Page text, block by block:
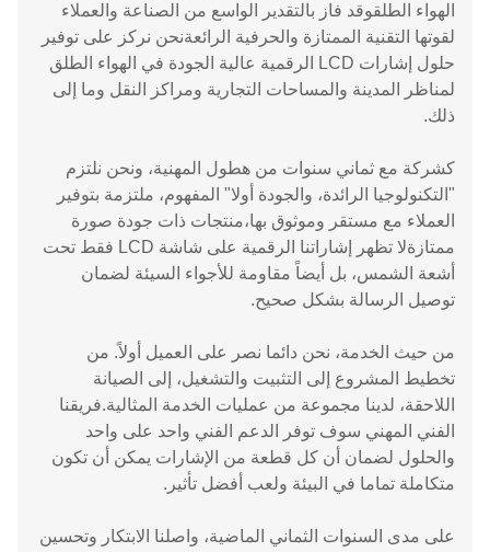
الهواء الطلقوقد فاز بالتقدير الواسع من الصناعة والعملاء
لقوتها التقنية الممتازة والحرفية الرائعةنحن نركز على توفير
حلول إشارات LCD الرقمية عالية الجودة في الهواء الطلق
لمناظر المدينة والمساحات التجارية ومراكز النقل وما إلى
ذلك.
كشركة مع ثماني سنوات من هطول المهنية، ونحن نلتزم
"التكنولوجيا الرائدة، والجودة أولا" المفهوم، ملتزمة بتوفير
العملاء مع مستقر وموثوق بها،منتجات ذات جودة صورة
ممتازةلا تظهر إشاراتنا الرقمية على شاشة LCD فقط تحت
أشعة الشمس، بل أيضاً مقاومة للأجواء السيئة لضمان
توصيل الرسالة بشكل صحيح.
من حيث الخدمة، نحن دائما نصر على العميل أولاً. من
تخطيط المشروع إلى التثبيت والتشغيل، إلى الصيانة
اللاحقة، لدينا مجموعة من عمليات الخدمة المثالية.فريقنا
الفني المهني سوف توفر الدعم الفني واحد على واحد
والحلول لضمان أن كل قطعة من الإشارات يمكن أن تكون
متكاملة تماما في البيئة ولعب أفضل تأثير.
على مدى السنوات الثماني الماضية، واصلنا الابتكار وتحسين